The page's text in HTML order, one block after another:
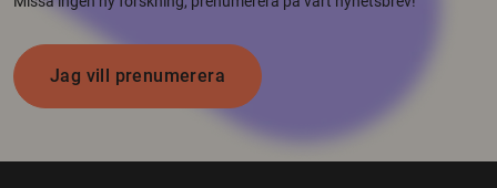
Jag vill prenumerera